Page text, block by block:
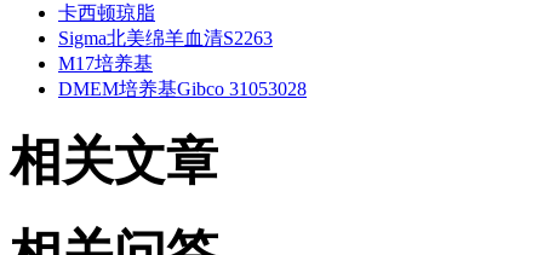
卡西顿琼脂
Sigma北美绵羊血清S2263
M17培养基
DMEM培养基Gibco 31053028
相关文章